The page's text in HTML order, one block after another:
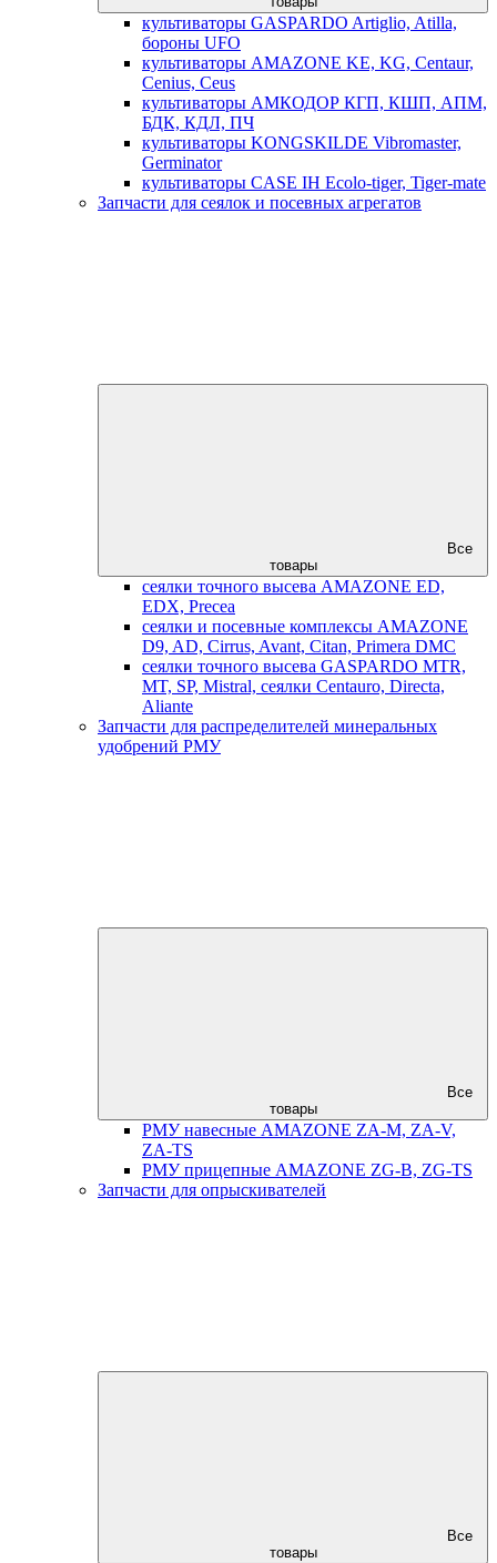
культиваторы GASPARDO Artiglio, Atilla,
бороны UFO
культиваторы AMAZONE KE, KG, Centaur,
Cenius, Ceus
культиваторы АМКОДОР КГП, КШП, АПМ,
БДК, КДЛ, ПЧ
культиваторы KONGSKILDE Vibromaster,
Germinator
культиваторы CASE IH Ecolo-tiger, Tiger-mate
Запчасти для сеялок и посевных агрегатов
Все
товары
сеялки точного высева AMAZONE ED,
EDX, Precea
сеялки и посевные комплексы AMAZONE
D9, AD, Cirrus, Avant, Citan, Primera DMC
сеялки точного высева GASPARDO MTR,
MT, SP, Mistral, сеялки Centauro, Directa,
Aliante
Запчасти для распределителей минеральных
удобрений РМУ
Все
товары
РМУ навесные AMAZONE ZA-M, ZA-V,
ZA-TS
РМУ прицепные AMAZONE ZG-B, ZG-TS
Запчасти для опрыскивателей
Все
товары